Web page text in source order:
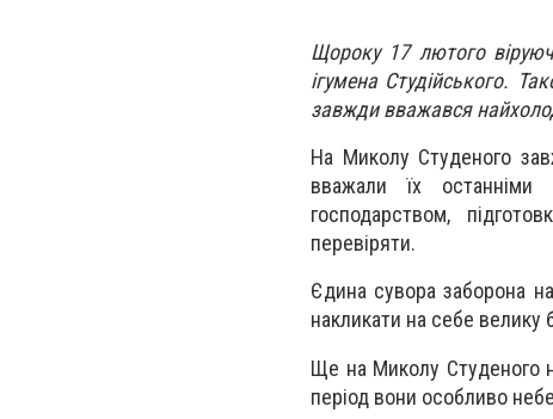
Щороку 17 лютого
ігумена Студійського.
завжди вважався
На Миколу Студеного
вважали їх
господарством,
перевіряти.
Єдина сувора заборона
накликати на себе велику
Ще на Миколу Студеного
період вони особливо